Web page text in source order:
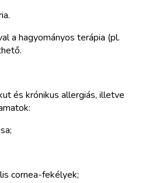
a hagyományos terápia (pl.
és krónikus allergiás, illetve
cornea-fekélyek;